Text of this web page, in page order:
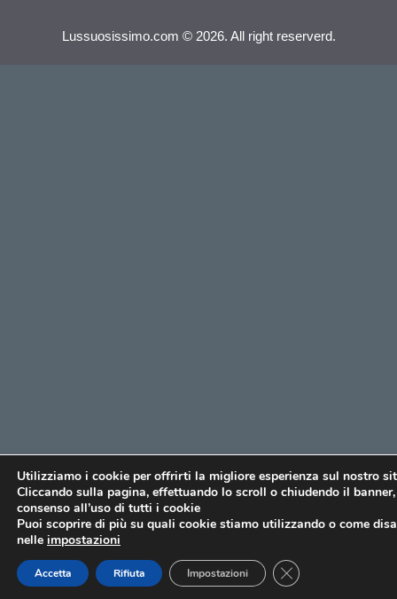
Lussuosissimo.com © 2026. All right reserverd.
Utilizziamo i cookie per offrirti la migliore esperienza sul nostro
Cliccando sulla pagina, effettuando lo scroll o chiudendo il
consenso all’uso di tutti i cookie
Puoi scoprire di più su quali cookie stiamo utilizzando o come
nelle impostazioni
Accetta Rifiuta Impostazioni CLOSE GDPR